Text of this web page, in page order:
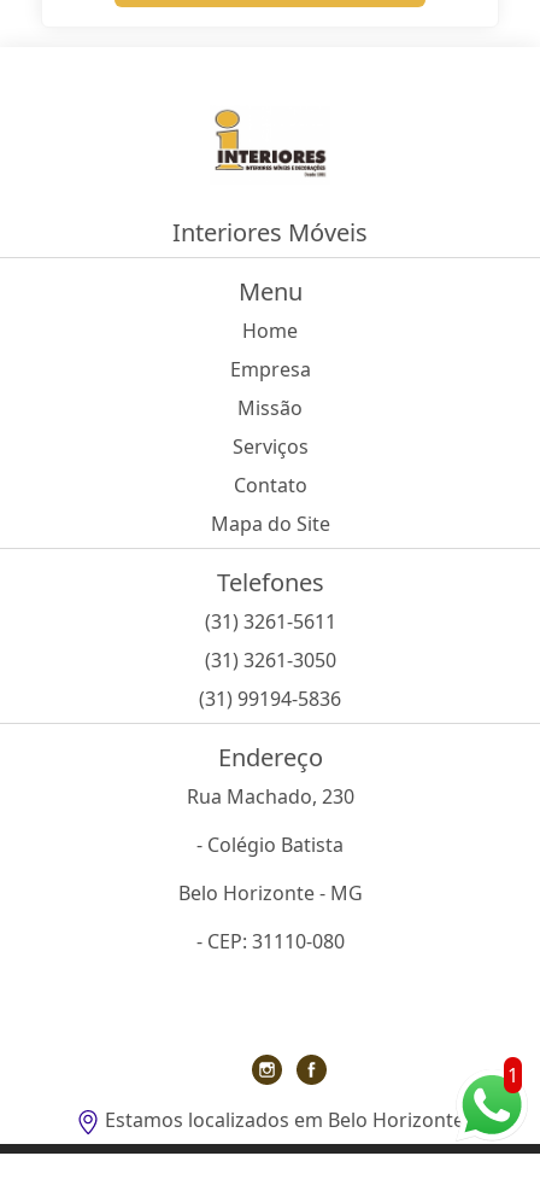
Interiores Móveis
Menu
Home
Empresa
Missão
Serviços
Contato
Mapa do Site
Telefones
(31) 3261-5611
(31) 3261-3050
(31) 99194-5836
Endereço
Rua Machado, 230
- Colégio Batista
Belo Horizonte - MG
- CEP: 31110-080
Estamos localizados em Belo Horizonte
1